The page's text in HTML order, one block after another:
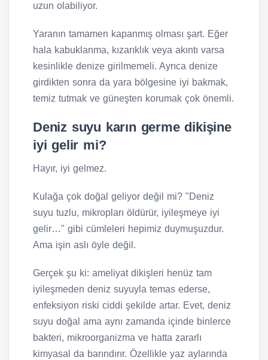
uzun olabiliyor.
Yaranın tamamen kapanmış olması şart. Eğer
hala kabuklanma, kızarıklık veya akıntı varsa
kesinlikle denize girilmemeli. Ayrıca denize
girdikten sonra da yara bölgesine iyi bakmak,
temiz tutmak ve güneşten korumak çok önemli.
Deniz suyu karın germe dikişine
iyi gelir mi?
Hayır, iyi gelmez.
Kulağa çok doğal geliyor değil mi? "Deniz
suyu tuzlu, mikropları öldürür, iyileşmeye iyi
gelir…" gibi cümleleri hepimiz duymuşuzdur.
Ama işin aslı öyle değil.
Gerçek şu ki: ameliyat dikişleri henüz tam
iyileşmeden deniz suyuyla temas ederse,
enfeksiyon riski ciddi şekilde artar. Evet, deniz
suyu doğal ama aynı zamanda içinde binlerce
bakteri, mikroorganizma ve hatta zararlı
kimyasal da barındırır. Özellikle yaz aylarında